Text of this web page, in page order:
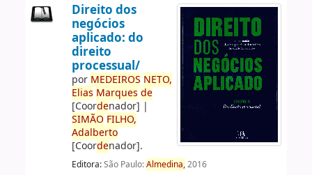
Direito dos
negócios
aplicado: do
direito
processual/
por MEDEIROS NETO,
Elias Marques de
[Coordenador] |
SIMÃO FILHO,
Adalberto
[Coordenador].
Editora:São Paulo:Almedina,2016